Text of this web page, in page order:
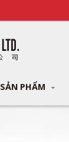
SẢN PHẨM